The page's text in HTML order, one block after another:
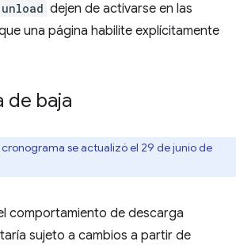
unload dejen de activarse en las
una página habilite explícitamente
de baja
cronograma se actualizó el 29 de junio de
comportamiento de descarga
sujeto a cambios a partir de